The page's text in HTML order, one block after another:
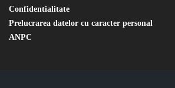
Confidentialitate
Prelucrarea datelor cu caracter personal
ANPC